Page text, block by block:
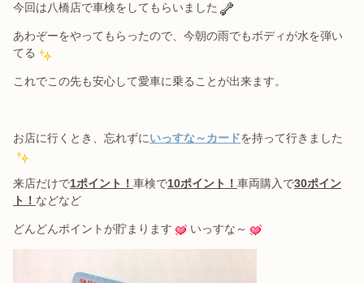
今回は八橋店で車検をしてもらいました
あわぞーをやってもらったので、今朝の雨でもボディが水を弾い
てる
これでこの先も安心して愛車に乗ることが出来ます。
お店に行くとき、忘れずにいっすな～カードを持って行きました
来店だけで1ポイント ！ 車検で10ポイント ！ 車両購入で30ポイン
ト！ などなど
どんどんポイントが貯まります いっすな～